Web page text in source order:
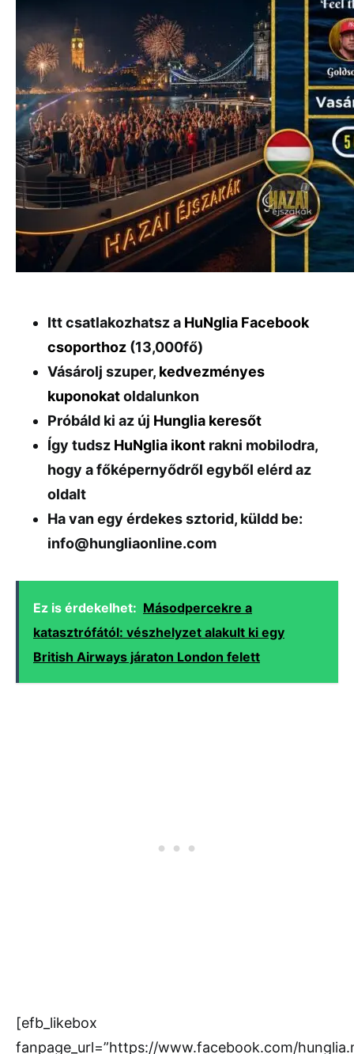
Itt csatlakozhatsz a HuNglia Facebook
csoporthoz (13,000fő)
Vásárolj szuper, kedvezményes
kuponokatoldalunkon
Próbáld ki az új Hunglia keresőt
Így tudsz HuNglia ikont rakni mobilodra,
hogy a főképernyődről egyből elérd az
oldalt
Ha van egy érdekes sztorid, küldd be:
info@hungliaonline.com
Ez is érdekelhet: Másodpercekre a
katasztrófától: vészhelyzet alakult ki egy
British Airways járaton London felett
[efb_likebox
fanpage_url=”https://www.facebook.com/